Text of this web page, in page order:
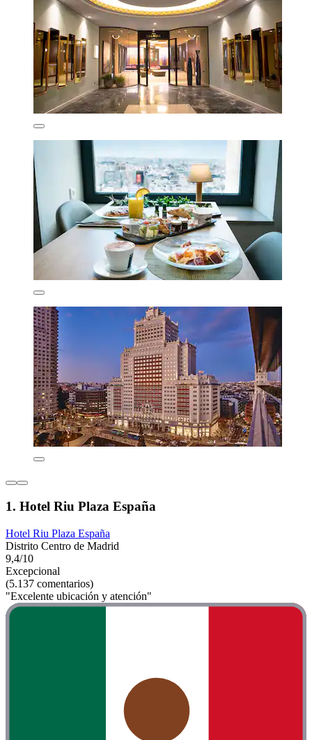
1. Hotel Riu Plaza España
Hotel Riu Plaza España
Distrito Centro de Madrid
9,4/10
Excepcional
(5.137 comentarios)
"Excelente ubicación y atención"